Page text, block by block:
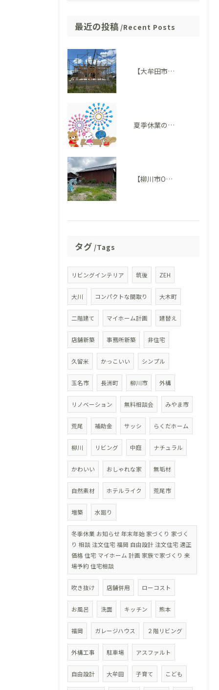
最近の投稿 Recent Posts
【大牟田市 T様邸】上棟を迎えました！いよいよ住まいの形が見えてきました
夏季休業のお知らせ
【柳川市O様邸】地鎮祭を執り行いました。いよいよ家づくりがスタートします！
タグ Tags
リビングインテリア 筑後 ZEH
大川 コンパクトな間取り 大木町
二階建て マイホーム計画 建替え
店舗新築 事務所新築 非住宅
久留米 かっこいい シンプル
玉名市 長洲町 柳川市 外構
リノベーション 無料相談会 みやま市
荒尾 補助金 サッシ らくだホーム
柳川 リビング 中庭 ナチュラル
かわいい おしゃれな家 無垢材
自然素材 ホテルライク 荒尾市
増築 水廻り
冬季休業 お知らせ 年末年始 家づくり 家づく
り 相談 注文住宅 福岡 自由設計 注文住宅 適正
価格 住宅 マイホーム 計画 家族で家づくり 来
場予約 住宅相談
吹き抜け 店舗併用 ローコスト
お風呂 洗面 キッチン 熊本
福岡 ガレージハウス ２階リビング
外構工事 駐車場 アスファルト
自由設計 大牟田 子育て こども